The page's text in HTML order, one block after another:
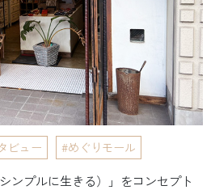
ビュー めぐりモール
シンプルに生きる）」をコンセプト